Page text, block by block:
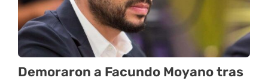
Demoraron a Facundo Moyano tras